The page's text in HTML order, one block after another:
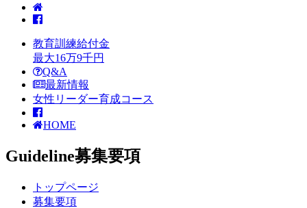
教育訓練給付金
最大16万9千円
Q&A
最新情報
女性リーダー育成コース
HOME
Guideline募集要項
トップページ
募集要項